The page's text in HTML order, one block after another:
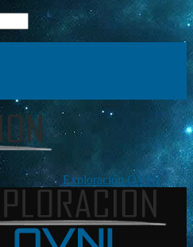
Exploración OVNI